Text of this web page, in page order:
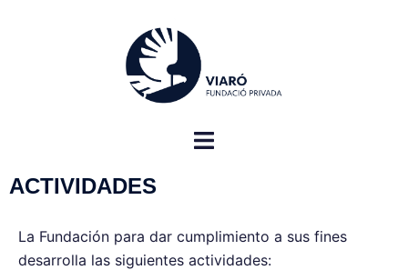
ACTIVIDADES
La Fundación para dar cumplimiento a sus fines
desarrolla las siguientes actividades: